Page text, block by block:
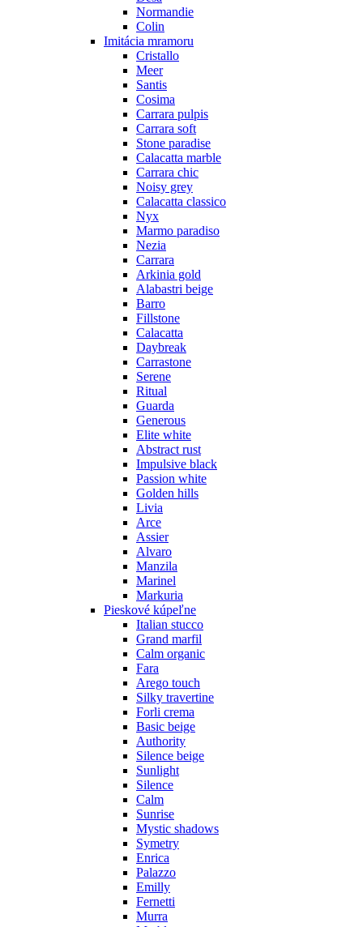
Normandie
Colin
Imitácia mramoru
Cristallo
Meer
Santis
Cosima
Carrara pulpis
Carrara soft
Stone paradise
Calacatta marble
Carrara chic
Noisy grey
Calacatta classico
Nyx
Marmo paradiso
Nezia
Carrara
Arkinia gold
Alabastri beige
Barro
Fillstone
Calacatta
Daybreak
Carrastone
Serene
Ritual
Guarda
Generous
Elite white
Abstract rust
Impulsive black
Passion white
Golden hills
Livia
Arce
Assier
Alvaro
Manzila
Marinel
Markuria
Pieskové kúpeľne
Italian stucco
Grand marfil
Calm organic
Fara
Arego touch
Silky travertine
Forli crema
Basic beige
Authority
Silence beige
Sunlight
Silence
Calm
Sunrise
Mystic shadows
Symetry
Enrica
Palazzo
Emilly
Fernetti
Murra